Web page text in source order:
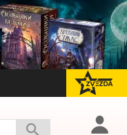
перейти на